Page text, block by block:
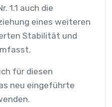
1.1 auch die
eines weiteren
Stabilität und
für diesen
neu eingeführte